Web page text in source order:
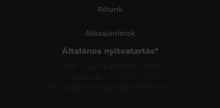
Rólunk
Állásajánlatok
Általános nyitvatartás*
*Az üzletek nyitvatartása eltérő lehet.